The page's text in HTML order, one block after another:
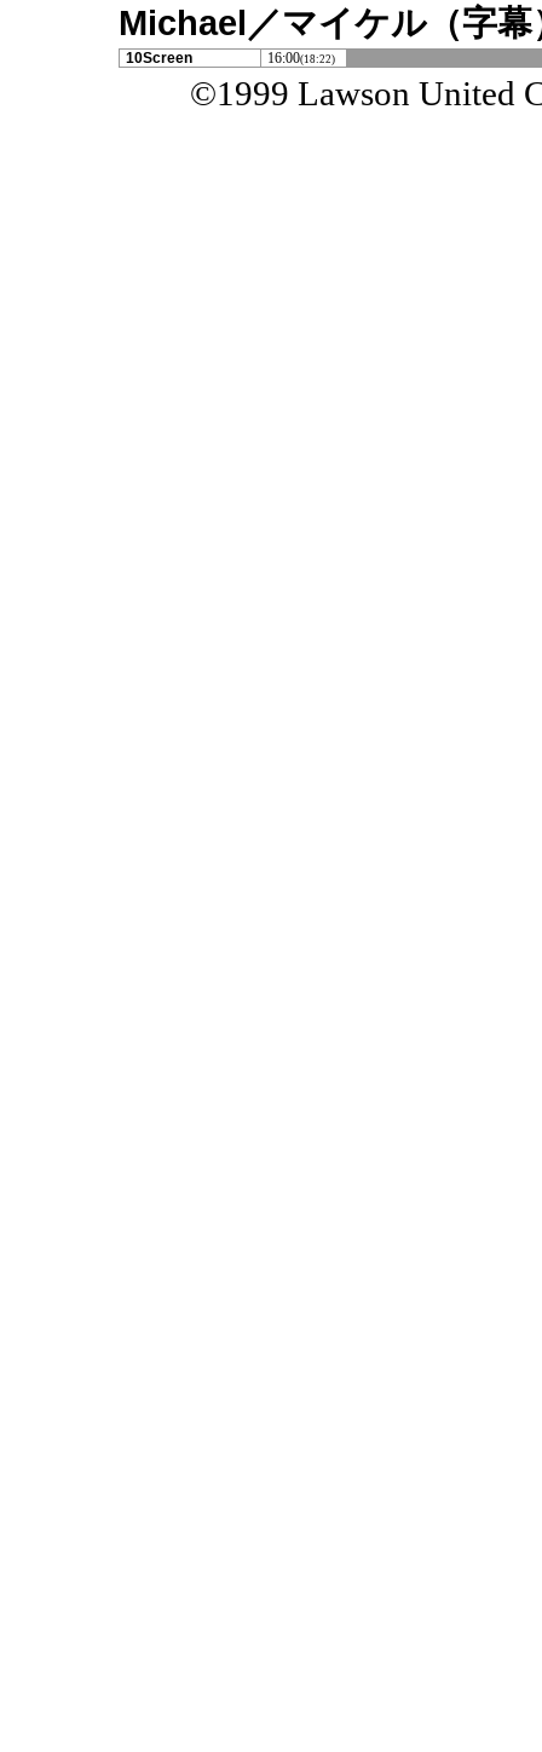
Michael／マイケル（字幕
10Screen 16:00(18:22)
©1999 Lawson United